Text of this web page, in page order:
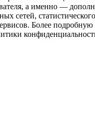
а именно —
сетей,
Более